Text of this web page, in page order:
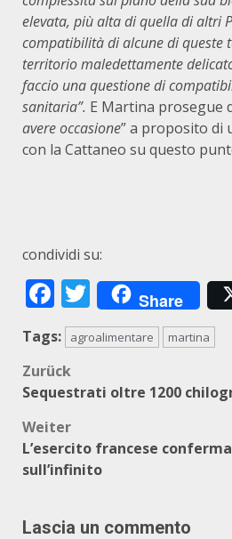
elevata, più alta di quella di altri
compatibilità di alcune di queste
territorio maledettamente
faccio una questione di
sanitaria”. E Martina prosegue
avere occasione” a proposito di
con la Cattaneo su questo
condividi su:
Facebook
Twitter
Share
Tags: agroalimentare martina
Zurück
Sequestrati oltre 1200
Weiter
L’esercito francese
sull’infinito
Lascia un commento